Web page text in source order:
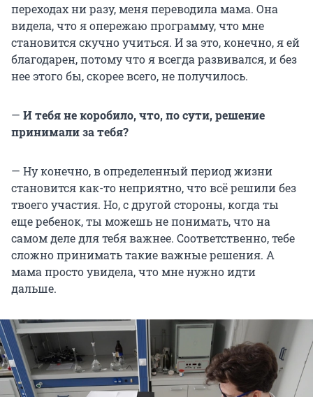
переходах ни разу, меня переводила мама. Она
видела, что я опережаю программу, что мне
становится скучно учиться. И за это, конечно, я ей
благодарен, потому что я всегда развивался, и без
нее этого бы, скорее всего, не получилось.
— И тебя не коробило, что, по сути, решение
принимали за тебя?
— Ну конечно, в определенный период жизни
становится как-то неприятно, что всё решили без
твоего участия. Но, с другой стороны, когда ты
еще ребенок, ты можешь не понимать, что на
самом деле для тебя важнее. Соответственно, тебе
сложно принимать такие важные решения. А
мама просто увидела, что мне нужно идти
дальше.